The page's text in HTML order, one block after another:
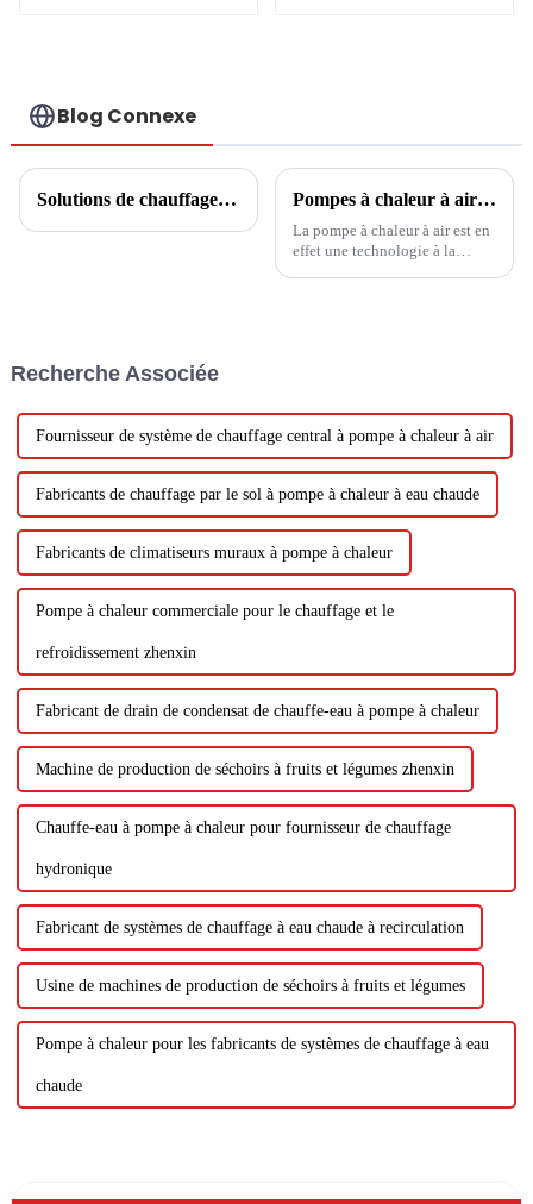
Blog Connexe
Solutions de chauffage de l'eau chaude à base d'eaux usées Pompes à chaleur à air : à la pointe de la nouvelle ère de l’énergie verte
La pompe à chaleur à air est en
effet une technologie à la
Recherche Associée
Fournisseur de système de chauffage central à pompe à chaleur à air
Fabricants de chauffage par le sol à pompe à chaleur à eau chaude
Fabricants de climatiseurs muraux à pompe à chaleur
Pompe à chaleur commerciale pour le chauffage et le
refroidissement zhenxin
Fabricant de drain de condensat de chauffe-eau à pompe à chaleur
Machine de production de séchoirs à fruits et légumes zhenxin
Chauffe-eau à pompe à chaleur pour fournisseur de chauffage
hydronique
Fabricant de systèmes de chauffage à eau chaude à recirculation
Usine de machines de production de séchoirs à fruits et légumes
Pompe à chaleur pour les fabricants de systèmes de chauffage à eau
chaude